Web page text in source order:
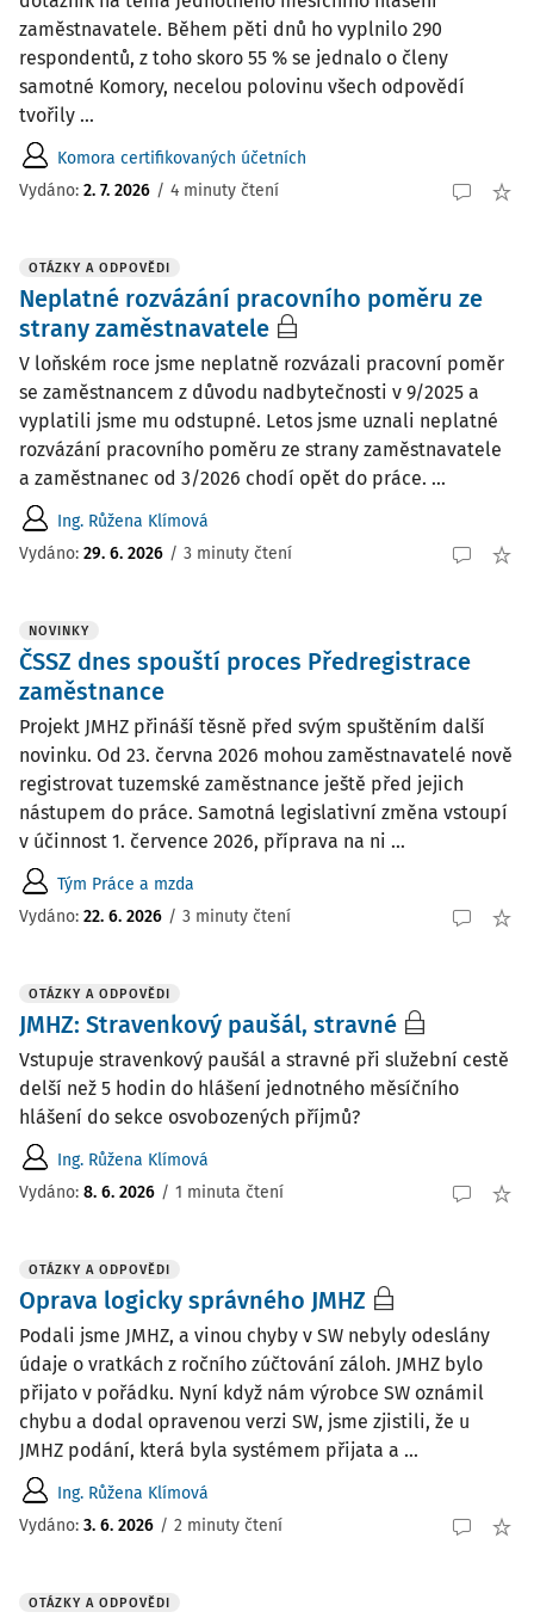
zaměstnavatele. Během pěti dnů ho vyplnilo 290
respondentů, z toho skoro 55 % se jednalo o členy
samotné Komory, necelou polovinu všech odpovědí
tvořily ...
Komora certifikovaných účetních
Vydáno: 2. 7. 2026 / 4 minuty čtení
OTÁZKY A ODPOVĚDI
Neplatné rozvázání pracovního poměru ze
strany zaměstnavatele
V loňském roce jsme neplatně rozvázali pracovní poměr
se zaměstnancem z důvodu nadbytečnosti v 9/2025 a
vyplatili jsme mu odstupné. Letos jsme uznali neplatné
rozvázání pracovního poměru ze strany zaměstnavatele
a zaměstnanec od 3/2026 chodí opět do práce. ...
Ing. Růžena Klímová
Vydáno: 29. 6. 2026 / 3 minuty čtení
NOVINKY
ČSSZ dnes spouští proces Předregistrace
zaměstnance
Projekt JMHZ přináší těsně před svým spuštěním další
novinku. Od 23. června 2026 mohou zaměstnavatelé nově
registrovat tuzemské zaměstnance ještě před jejich
nástupem do práce. Samotná legislativní změna vstoupí
v účinnost 1. července 2026, příprava na ni ...
Tým Práce a mzda
Vydáno: 22. 6. 2026 / 3 minuty čtení
OTÁZKY A ODPOVĚDI
JMHZ: Stravenkový paušál, stravné
Vstupuje stravenkový paušál a stravné při služební cestě
delší než 5 hodin do hlášení jednotného měsíčního
hlášení do sekce osvobozených příjmů?
Ing. Růžena Klímová
Vydáno: 8. 6. 2026 / 1 minuta čtení
OTÁZKY A ODPOVĚDI
Oprava logicky správného JMHZ
Podali jsme JMHZ, a vinou chyby v SW nebyly odeslány
údaje o vratkách z ročního zúčtování záloh. JMHZ bylo
přijato v pořádku. Nyní když nám výrobce SW oznámil
chybu a dodal opravenou verzi SW, jsme zjistili, že u
JMHZ podání, která byla systémem přijata a ...
Ing. Růžena Klímová
Vydáno: 3. 6. 2026 / 2 minuty čtení
OTÁZKY A ODPOVĚDI